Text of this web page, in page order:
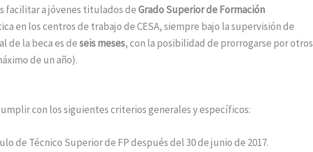
facilitar a jóvenes titulados deGrado Superior de Formación
en los centros de trabajo de CESA, siempre bajo la supervisión de
de la beca es deseis meses, con la posibilidad de prorrogarse por otros
de un año).
con los siguientes criterios generales y específicos:
de Técnico Superior de FP después del 30 de junio de 2017.